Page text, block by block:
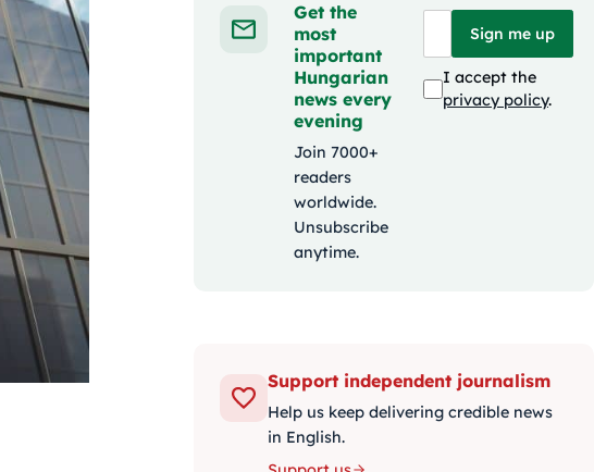
Get the
most
important
Hungarian
news every
evening
Join 7000+
readers
worldwide.
Unsubscribe
anytime.
Sign me up
I accept the
privacy policy.
Support independent journalism
Help us keep delivering credible news
in English.